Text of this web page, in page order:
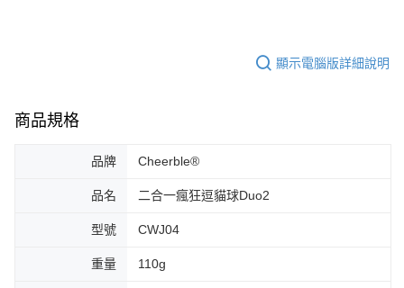
顯示電腦版詳細說明
商品規格
品牌 Cheerble®
品名 二合一瘋狂逗貓球Duo2
型號 CWJ04
重量 110g